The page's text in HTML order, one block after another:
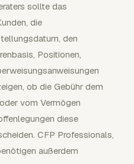
sollte das
die
den
Positionen,
ob die Gebühr dem
vom Vermögen
diese
CFP Professionals,
außerdem